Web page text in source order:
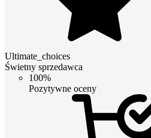
Ultimate_choices
Świetny sprzedawca
100%
Pozytywne oceny